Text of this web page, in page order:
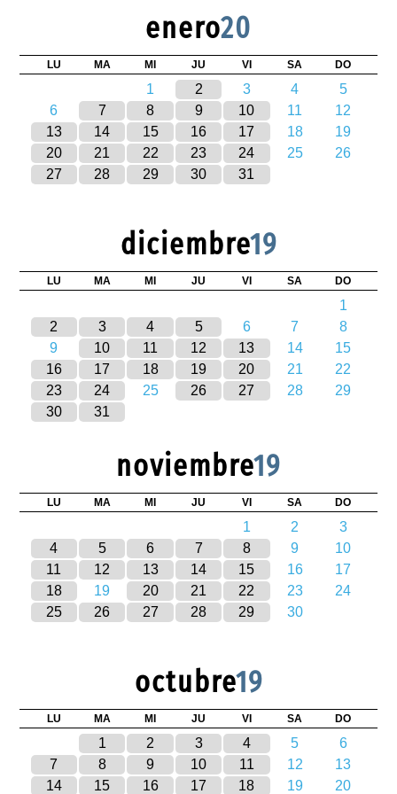
enero20
LU MA MI JU VI SA DO
1 2 3 4
5
6
7 8 9 10 11
12
13
14 15 16 17 18
19
20
21 22 23 24 25
26
27
28 29 30 31
diciembre19
LU MA MI JU VI SA DO
1
2
3 4 5 6 7
8
9
10 11 12 13 14
15
16
17 18 19 20 21
22
23
24 25 26 27 28
29
30
31
noviembre19
LU MA MI JU VI SA DO
1 2
3
4
5 6 7 8 9
10
11
12 13 14 15 16
17
18
19 20 21 22 23
24
25
26 27 28 29 30
octubre19
LU MA MI JU VI SA DO
1 2 3 4 5
6
7
8 9 10 11 12
13
14
15 16 17 18 19
20